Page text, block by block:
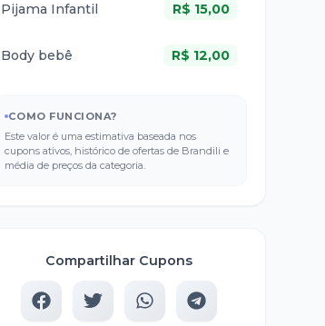
Pijama Infantil R$ 15,00
Body bebê R$ 12,00
COMO FUNCIONA?
Este valor é uma estimativa baseada nos
cupons ativos, histórico de ofertas de Brandili e
média de preços da categoria.
Compartilhar Cupons